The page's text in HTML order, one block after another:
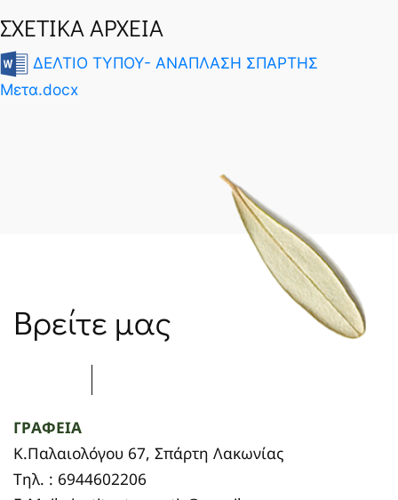
ΣΧΕΤΙΚΑ ΑΡΧΕΙΑ
ΔΕΛΤΙΟ ΤΥΠΟΥ- ΑΝΑΠΛΑΣΗ ΣΠΑΡΤΗΣ
Μετα.docx
Βρείτε μας
ΓΡΑΦΕΙΑ
Κ.Παλαιολόγου 67, Σπάρτη Λακωνίας
Τηλ. : 6944602206